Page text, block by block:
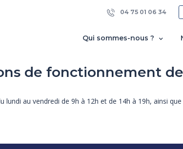
Qui sommes-nous ?
04 75 01 06 34
de fonctionnement
au vendredi de 9h à 12h et de 14h à 19h, ainsi